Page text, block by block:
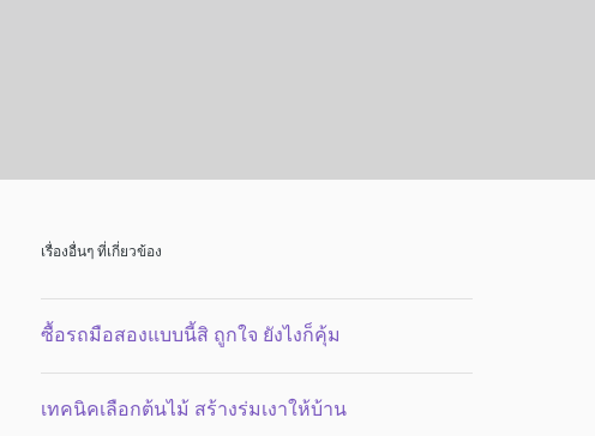
เรื่องอื่นๆ ที่เกี่ยวข้อง
ซื้อรถมือสองแบบนี้สิ ถูกใจ ยังไงก็คุ้ม
เทคนิคเลือกต้นไม้ สร้างร่มเงาให้บ้าน